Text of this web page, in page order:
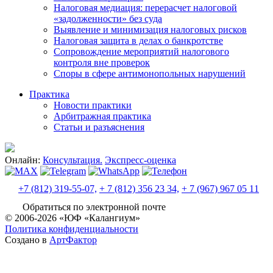
Налоговая медиация: перерасчет налоговой
«задолженности» без суда
Выявление и минимизация налоговых рисков
Налоговая защита в делах о банкротстве
Сопровождение мероприятий налогового
контроля вне проверок
Споры в сфере антимонопольных нарушений
Практика
Новости практики
Арбитражная практика
Статьи и разъяснения
Онлайн: Консультация. Экспресс-оценка
+7 (812) 319-55-07, + 7 (812) 356 23 34, + 7 (967) 967 05 11
Обратиться по электронной почте
© 2006-2026 «ЮФ «Калангиум»
Политика конфиденциальности
Создано в АртФактор